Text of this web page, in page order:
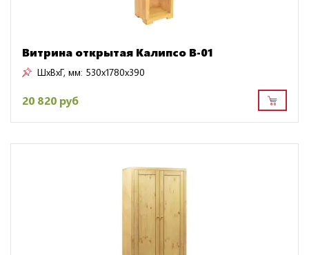
Витрина открытая Калипсо B-01
ШхВхГ, мм: 530x1780x390
20 820 руб